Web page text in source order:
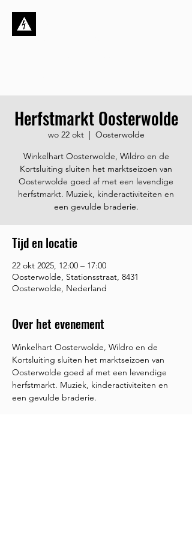
Herfstmarkt Oosterwolde
wo 22 okt
  |
Oosterwolde
Winkelhart Oosterwolde, Wildro en de
Kortsluiting sluiten het marktseizoen van
Oosterwolde goed af met een levendige
herfstmarkt. Muziek, kinderactiviteiten en
een gevulde braderie.
Tijd en locatie
22 okt 2025, 12:00 – 17:00
Oosterwolde, Stationsstraat, 8431
Oosterwolde, Nederland
Over het evenement
Winkelhart Oosterwolde, Wildro en de
Kortsluiting sluiten het marktseizoen van
Oosterwolde goed af met een levendige
herfstmarkt. Muziek, kinderactiviteiten en
een gevulde braderie.